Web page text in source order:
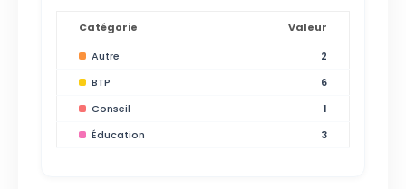
Catégorie
Valeur
Autre
2
BTP
6
Conseil
1
Éducation
3